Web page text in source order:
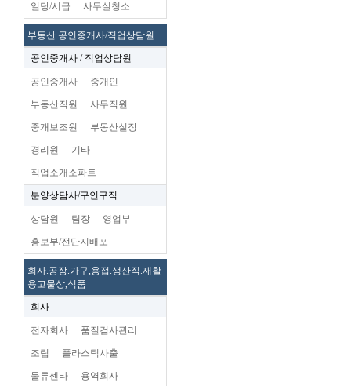
일당/시급 사무실청소
부동산 공인중개사/직업상담원
공인중개사 / 직업상담원
공인중개사 중개인
부동산직원 사무직원
중개보조원 부동산실장
경리원 기타
직업소개소파트
분양상담사/구인구직
상담원 팀장 영업부
홍보부/전단지배포
회사.공장.가구,용접.생산직.재활
용고물상,식품
회사
전자회사 품질검사관리
조립 플라스틱사출
물류센타 용역회사